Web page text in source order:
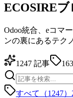
ECOSIREブ
Odoo統合、eコマ
ンの裏にあるテク
1247 記事
すべて（1247）